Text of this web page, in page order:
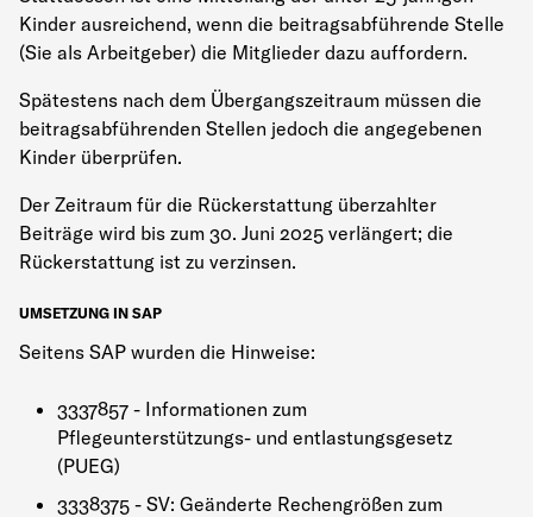
Kinder ausreichend, wenn die beitragsabführende Stelle
(Sie als Arbeitgeber) die Mitglieder dazu auffordern.
Spätestens nach dem Übergangszeitraum müssen die
beitragsabführenden Stellen jedoch die angegebenen
Kinder überprüfen.
Der Zeitraum für die Rückerstattung überzahlter
Beiträge wird bis zum 30. Juni 2025 verlängert; die
Rückerstattung ist zu verzinsen.
UMSETZUNG IN SAP
Seitens SAP wurden die Hinweise:
3337857 - Informationen zum
Pflegeunterstützungs- und entlastungsgesetz
(PUEG)
3338375 - SV: Geänderte Rechengrößen zum